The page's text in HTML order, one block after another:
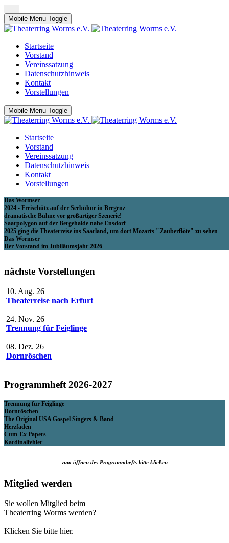
Mobile Menu Toggle
Startseite
Vorstand
Vereinssatzung
Datenschutzhinweis
Kontakt
Vorstellungen
Mobile Menu Toggle
Startseite
Vorstand
Vereinssatzung
Datenschutzhinweis
Kontakt
Vorstellungen
Das Wormser
2024 - Freischütz auf der Seebühne in Bregenz
dramatische Bühne vor großartiger Szenerie!
Saarpolygon auf der Bergehalde nahe Ensdorf
2025 ging die Theaterreise ins Saarland, um dort Mozarts "Zauberflöte" zu sehen
Das Wormser
Der Vorstand im Jubiläumsjahr 2026
nächste Vorstellungen
10. Aug. 26
Theaterreise nach Erfurt
24. Nov. 26
Trennung für Feiglinge
08. Dez. 26
Dornröschen
Programmheft 2026-2027
Trennung für Feiglinge
Dornröschen
The Original USA Gospel Singers & Band
Herzfaden
Cum-Ex Papers
Kardinalfehler
zum öffnen des Programmhefts bitte klicken
Mitglied werden
Sie wollen Mitglied beim
Theaterring Worms werden?
Klicken Sie bitte hier.